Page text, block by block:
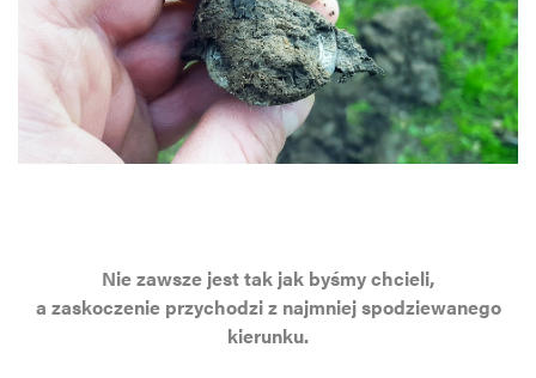
Nie zawsze jest tak jak byśmy chcieli,
a zaskoczenie przychodzi z najmniej spodziewanego
kierunku.